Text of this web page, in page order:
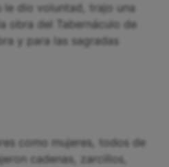
le dio voluntad, trajo una
obra del Tabernáculo de
y para las sagradas
como mujeres, todos de
cadenas, zarcillos,